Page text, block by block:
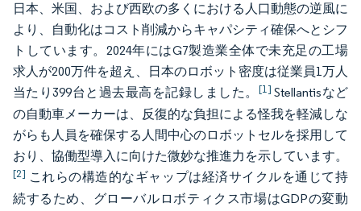
日本、米国、および西欧の多くにおける人口動態の逆風に
より、自動化はコスト削減からキャパシティ確保へとシフ
トしています。2024年にはG7製造業全体で未充足の工場
求人が200万件を超え、日本のロボット密度は従業員1万人
当たり399台と過去最高を記録しました。 [1] Stellantisなど
の自動車メーカーは、反復的な負担による怪我を軽減しな
がらも人員を確保する人間中心のロボットセルを採用して
おり、協働型導入に向けた微妙な推進力を示しています。
[2] これらの構造的なギャップは経済サイクルを通じて持
続するため、グローバルロボティクス市場はGDPの変動